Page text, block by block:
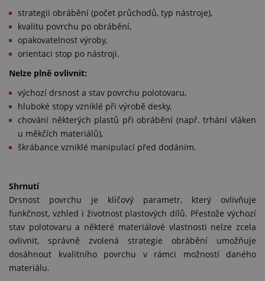
strategii obrábění (počet průchodů, typ nástroje),
kvalitu povrchu po obrábění,
opakovatelnost výroby,
orientaci stop po nástroji.
Nelze plně ovlivnit:
výchozí drsnost a stav povrchu polotovaru,
hluboké stopy vzniklé při výrobě desky,
chování některých plastů při obrábění (např. trhání vláken
u měkčích materiálů),
škrábance vzniklé manipulací před dodáním.
Shrnutí
Drsnost povrchu je klíčový parametr, který ovlivňuje
funkčnost, vzhled i životnost plastových dílů. Přestože výchozí
stav polotovaru a některé materiálové vlastnosti nelze zcela
ovlivnit, správně zvolená strategie obrábění umožňuje
dosáhnout kvalitního povrchu v rámci možností daného
materiálu.